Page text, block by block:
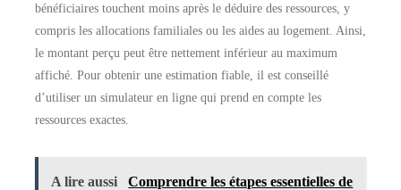
bénéficiaires touchent moins après le déduire des ressources, y
compris les allocations familiales ou les aides au logement. Ainsi,
le montant perçu peut être nettement inférieur au maximum
affiché. Pour obtenir une estimation fiable, il est conseillé
d’utiliser un simulateur en ligne qui prend en compte les
ressources exactes.
A lire aussi
Comprendre les étapes essentielles de